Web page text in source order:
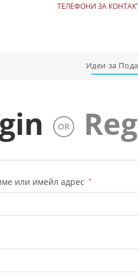
ТЕЛЕФОНИ ЗА
Идеи за
OR
или имейл адрес *